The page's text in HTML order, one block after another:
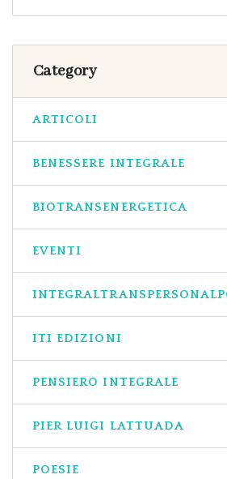
Category
ARTICOLI
BENESSERE INTEGRALE
BIOTRANSENERGETICA
EVENTI
ITI EDIZIONI
PENSIERO INTEGRALE
PIER LUIGI LATTUADA
POESIE